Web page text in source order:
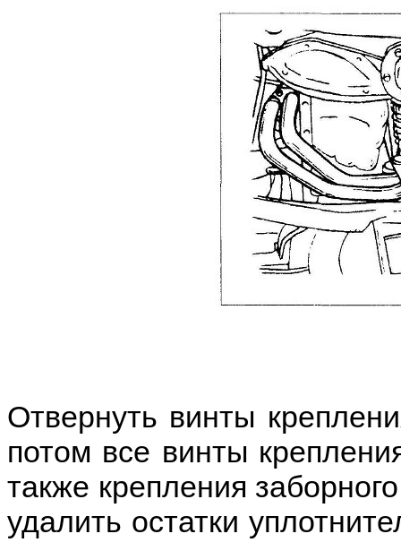
Отвернуть винты
потом все винты
также крепления
удалить остатки